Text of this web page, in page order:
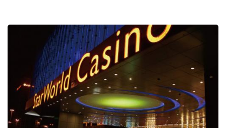
6888交通資訊：各地皆有免費澳門金沙城中心接駁車提
供接駁，在關閘、客運碼頭、澳門國際機場、蓮花口岸
及威尼斯人皆有免費巴士提供接駁服務。
桑的地方哦~~想知道的留言+1)外，金門、澎湖是熊貓
還沒去過的離島，所以心情格外的期待… 郵輪探索夢號
露台房果然不同~太讚了 熊貓第一次住在露台房，一般
來說熊貓住過內側房和海景房，露台房則是多了一種不
一樣的感覺，可以在自已的陽台吹著海風看著夕陽喝著
小酒，人生夫復何求呀~~一個字"爽" 是不是到公海
啦?? 由於郵輪還沒駛至公海，熊貓跟幾個朋友就直接開